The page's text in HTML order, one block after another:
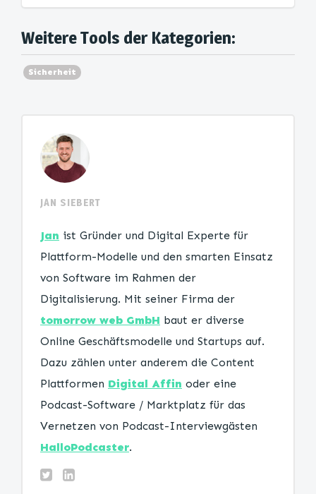
Weitere Tools der Kategorien:
Sicherheit
JAN SIEBERT
Jan ist Gründer und Digital Experte für
Plattform-Modelle und den smarten Einsatz
von Software im Rahmen der
Digitalisierung. Mit seiner Firma der
tomorrow web GmbH baut er diverse
Online Geschäftsmodelle und Startups auf.
Dazu zählen unter anderem die Content
Plattformen Digital Affin oder eine
Podcast-Software / Marktplatz für das
Vernetzen von Podcast-Interviewgästen
HalloPodcaster.